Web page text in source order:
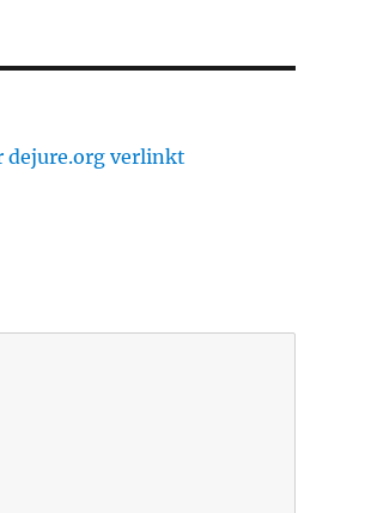
dejure.org verlinkt